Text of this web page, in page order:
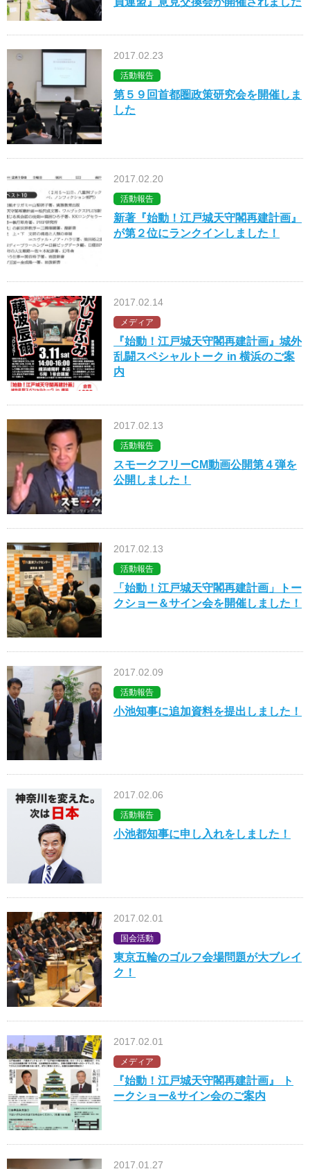
2017.02.23
活動報告
第５９回首都圏政策研究会を開催しま
した
2017.02.20
活動報告
新著『始動！江戸城天守閣再建計画』
が第２位にランクインしました！
2017.02.14
メディア
『始動！江戸城天守閣再建計画』城外
乱闘スペシャルトーク in 横浜のご案
内
2017.02.13
活動報告
スモークフリーCM動画公開第４弾を
公開しました！
2017.02.13
活動報告
「始動！江戸城天守閣再建計画」トー
クショー＆サイン会を開催しました！
2017.02.09
活動報告
小池知事に追加資料を提出しました！
2017.02.06
活動報告
小池都知事に申し入れをしました！
2017.02.01
国会活動
東京五輪のゴルフ会場問題が大ブレイ
ク！
2017.02.01
メディア
『始動！江戸城天守閣再建計画』 ト
ークショー&サイン会のご案内
2017.01.27